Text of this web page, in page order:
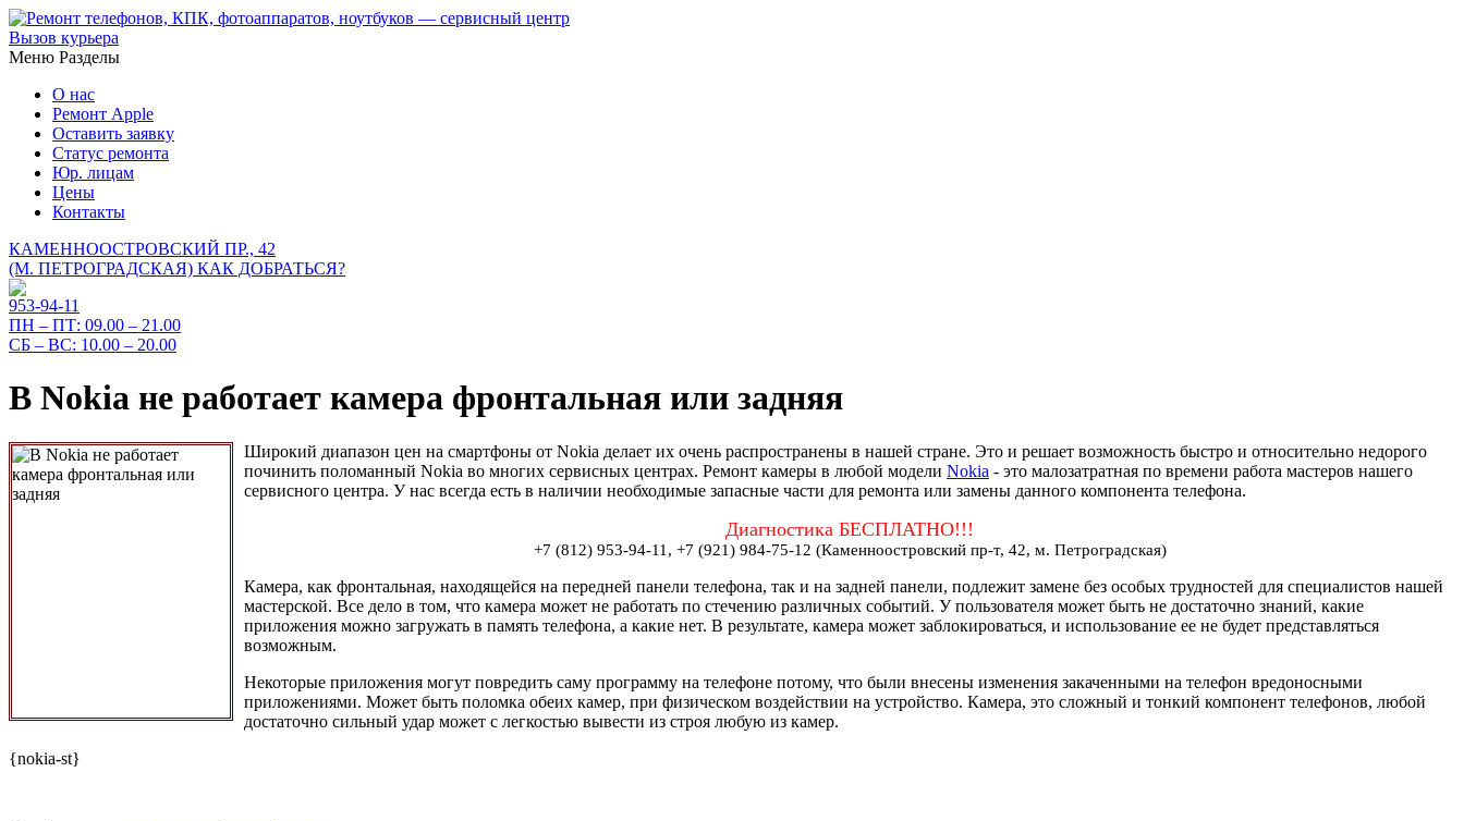
Вызов курьера
Меню Разделы
О нас
Ремонт Apple
Оставить заявку
Статус ремонта
Юр. лицам
Цены
Контакты
КАМЕННООСТРОВСКИЙ ПР., 42
(М. ПЕТРОГРАДСКАЯ) КАК ДОБРАТЬСЯ?
953-94-11
ПН – ПТ: 09.00 – 21.00
СБ – ВС: 10.00 – 20.00
В Nokia не работает камера фронтальная или задняя
Широкий диапазон цен на смартфоны от Nokia делает их очень распространены в нашей стране. Это и решает возможность быстро и относительно недорого
починить поломанный Nokia во многих сервисных центрах. Ремонт камеры в любой модели Nokia - это малозатратная по времени работа мастеров нашего
сервисного центра. У нас всегда есть в наличии необходимые запасные части для ремонта или замены данного компонента телефона.
Диагностика БЕСПЛАТНО!!!
+7 (812) 953-94-11, +7 (921) 984-75-12 (Каменноостровский пр-т, 42, м. Петроградская)
Камера, как фронтальная, находящейся на передней панели телефона, так и на задней панели, подлежит замене без особых трудностей для специалистов нашей
мастерской. Все дело в том, что камера может не работать по стечению различных событий. У пользователя может быть не достаточно знаний, какие
приложения можно загружать в память телефона, а какие нет. В результате, камера может заблокироваться, и использование ее не будет представляться
возможным.
Некоторые приложения могут повредить саму программу на телефоне потому, что были внесены изменения закаченными на телефон вредоносными
приложениями. Может быть поломка обеих камер, при физическом воздействии на устройство. Камера, это сложный и тонкий компонент телефонов, любой
достаточно сильный удар может с легкостью вывести из строя любую из камер.
{nokia-st}